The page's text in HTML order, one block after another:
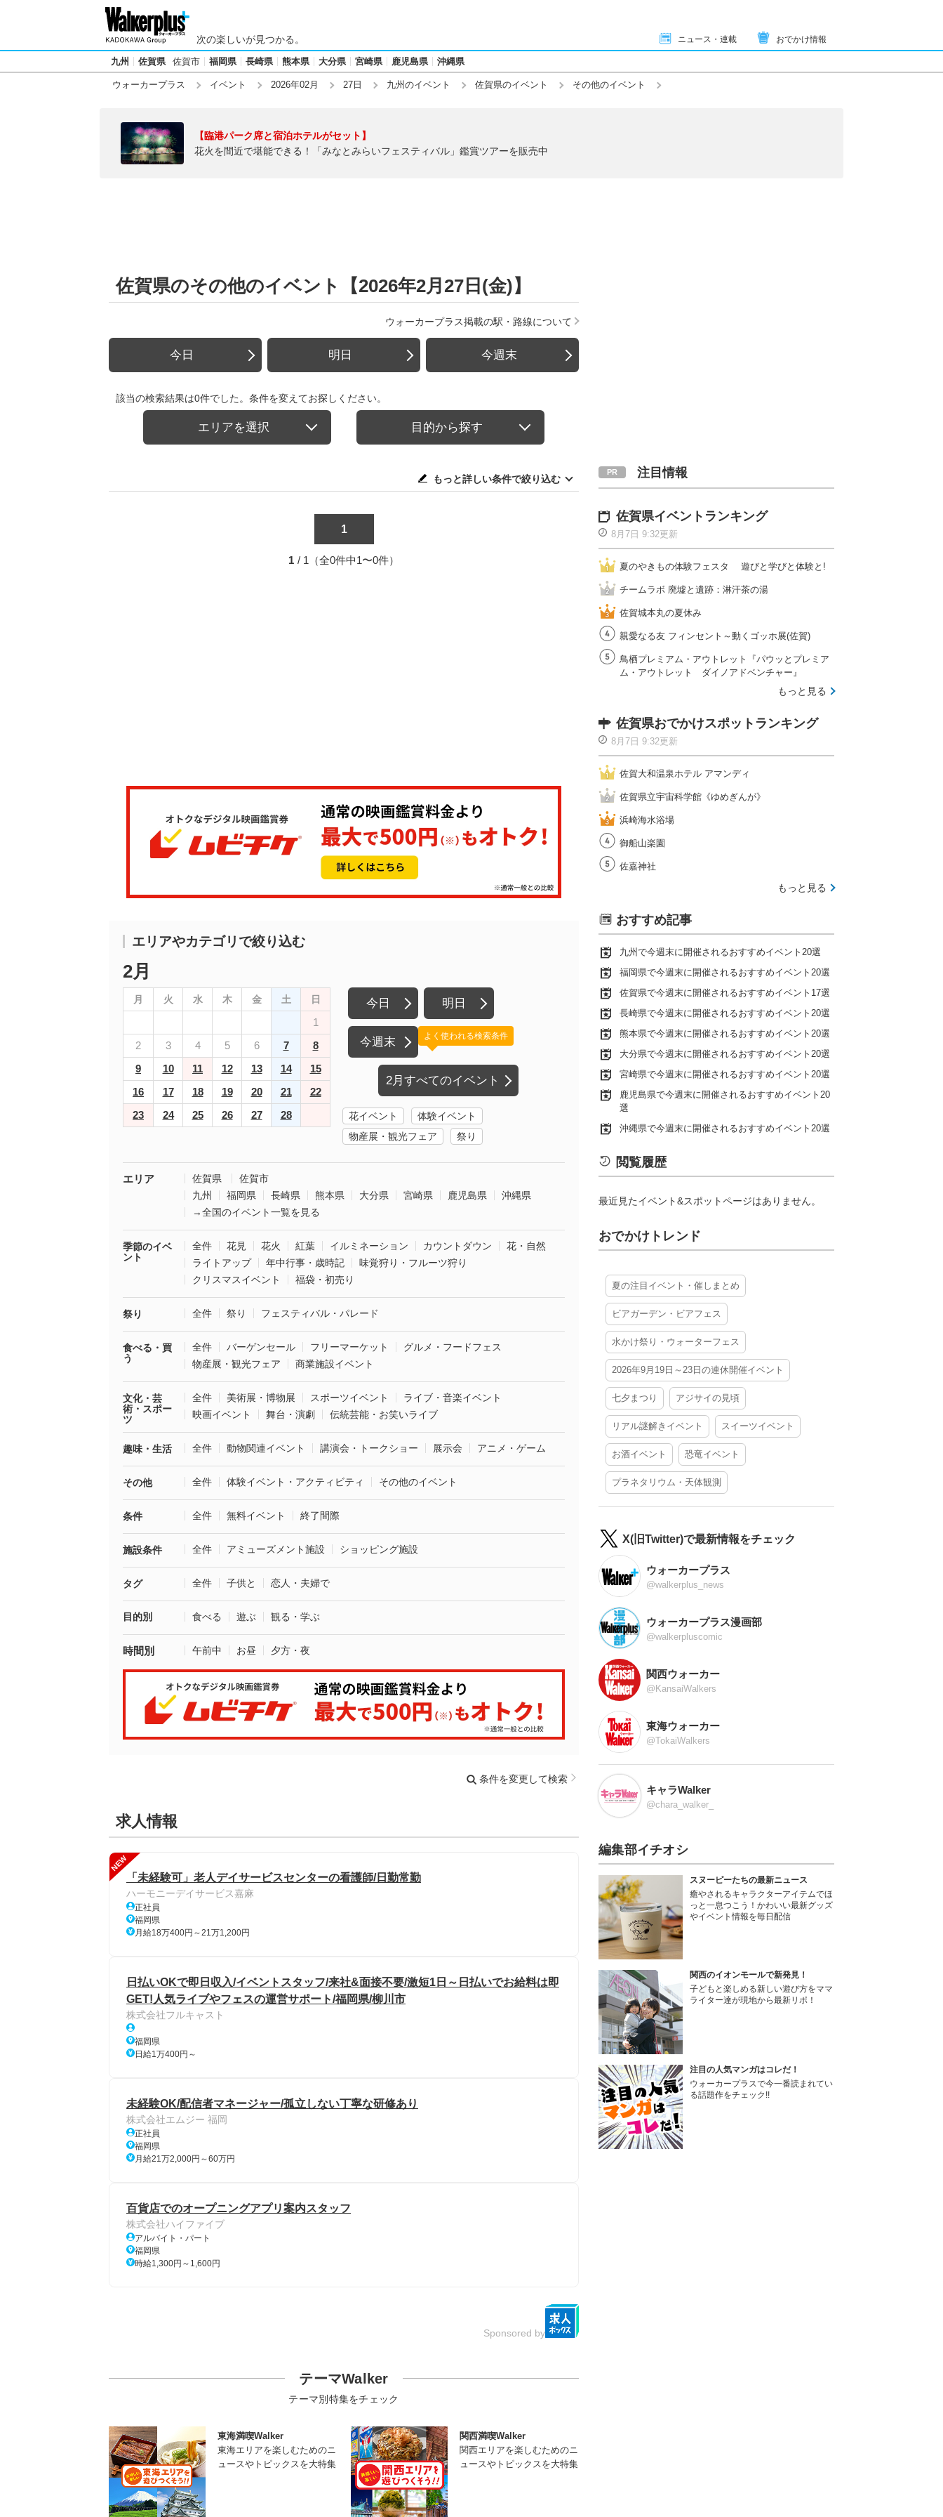
次の楽しいが見つかる。 ニュース・連載 おでかけ情報
九州 佐賀県 佐賀市 福岡県 長崎県 熊本県 大分県 宮崎県 鹿児島県 沖縄県
ウォーカープラス イベント 2026年02月 27日 九州のイベント 佐賀県のイベント その他のイベント
【臨港パーク席と宿泊ホテルがセット】
花火を間近で堪能できる！「みなとみらいフェスティバル」鑑賞ツアーを販売中
佐賀県のその他のイベント【2026年2月27日(金)】
ウォーカープラス掲載の駅・路線について
今日 明日 今週末
該当の検索結果は0件でした。条件を変えてお探しください。
エリアを選択 目的から探す
もっと詳しい条件で絞り込む
1
1 / 1（全0件中1〜0件）
エリアやカテゴリで絞り込む
2月
月 火 水 木 金 土 日
1
2
3 4 5 6 7
8
9
10 11 12 13 14
15
16
17 18 19 20 21
22
23
24 25 26 27 28
今日 明日
今週末
2月すべてのイベント
よく使われる検索条件
花イベント
体験イベント
物産展・観光フェア
祭り
エリア 佐賀県
佐賀市
九州
福岡県 長崎県 熊本県 大分県 宮崎県 鹿児島県
沖縄県
→全国のイベント一覧を見る
季節のイベ
ント
全件 花見 花火 紅葉 イルミネーション カウントダウン
花・自然
ライトアップ
年中行事・歳時記
味覚狩り・フルーツ狩り
クリスマスイベント
福袋・初売り
祭り 全件 祭り フェスティバル・パレード
食べる・買
う
全件 バーゲンセール フリーマーケット
グルメ・フードフェス
物産展・観光フェア
商業施設イベント
文化・芸
術・スポー
ツ
全件 美術展・博物展 スポーツイベント
ライブ・音楽イベント
映画イベント
舞台・演劇 伝統芸能・お笑いライブ
趣味・生活 全件 動物関連イベント 講演会・トークショー 展示会 アニメ・ゲーム
その他 全件 体験イベント・アクティビティ その他のイベント
条件 全件 無料イベント 終了間際
施設条件 全件 アミューズメント施設 ショッピング施設
タグ 全件 子供と 恋人・夫婦で
目的別 食べる 遊ぶ 観る・学ぶ
時間別 午前中 お昼 夕方・夜
条件を変更して検索
求人情報
NEW
「未経験可」老人デイサービスセンターの看護師/日勤常勤
ハーモニーデイサービス嘉麻
正社員
福岡県
月給18万400円～21万1,200円
日払いOKで即日収入/イベントスタッフ/来社&面接不要/激短1日～日払いでお給料は即
GET!人気ライブやフェスの運営サポート/福岡県/柳川市
株式会社フルキャスト
福岡県
日給1万400円～
未経験OK/配信者マネージャー/孤立しない丁寧な研修あり
株式会社エムジー 福岡
正社員
福岡県
月給21万2,000円～60万円
百貨店でのオープニングアプリ案内スタッフ
株式会社ハイファイブ
アルバイト・パート
福岡県
時給1,300円～1,600円
Sponsored by
テーマWalker
テーマ別特集をチェック
東海満喫Walker
東海エリアを楽しむためのニ
ュースやトピックスを大特集
関西満喫Walker
関西エリアを楽しむためのニ
ュースやトピックスを大特集
注目情報
佐賀県イベントランキング
8月7日 9:32更新
夏のやきもの体験フェスタ 遊びと学びと体験と!
チームラボ 廃墟と遺跡：淋汗茶の湯
佐賀城本丸の夏休み
親愛なる友 フィンセント～動くゴッホ展(佐賀)
鳥栖プレミアム・アウトレット『パウッとプレミア
ム・アウトレット ダイノアドベンチャー』
もっと見る
佐賀県おでかけスポットランキング
8月7日 9:32更新
佐賀大和温泉ホテル アマンディ
佐賀県立宇宙科学館《ゆめぎんが》
浜崎海水浴場
御船山楽園
佐嘉神社
もっと見る
おすすめ記事
九州で今週末に開催されるおすすめイベント20選
福岡県で今週末に開催されるおすすめイベント20選
佐賀県で今週末に開催されるおすすめイベント17選
長崎県で今週末に開催されるおすすめイベント20選
熊本県で今週末に開催されるおすすめイベント20選
大分県で今週末に開催されるおすすめイベント20選
宮崎県で今週末に開催されるおすすめイベント20選
鹿児島県で今週末に開催されるおすすめイベント20
選
沖縄県で今週末に開催されるおすすめイベント20選
閲覧履歴
最近見たイベント&スポットページはありません。
おでかけトレンド
夏の注目イベント・催しまとめ
ビアガーデン・ビアフェス
水かけ祭り・ウォーターフェス
2026年9月19日～23日の連休開催イベント
七夕まつり アジサイの見頃
リアル謎解きイベント スイーツイベント
お酒イベント 恐竜イベント
プラネタリウム・天体観測
X(旧Twitter)で最新情報をチェック
ウォーカープラス
@walkerplus_news
ウォーカープラス漫画部
@walkerpluscomic
関西ウォーカー
@KansaiWalkers
東海ウォーカー
@TokaiWalkers
キャラWalker
@chara_walker_
編集部イチオシ
スヌーピーたちの最新ニュース
癒やされるキャラクターアイテムでほ
っと一息つこう！かわいい最新グッズ
やイベント情報を毎日配信
関西のイオンモールで新発見！
子どもと楽しめる新しい遊び方をママ
ライター達が現地から最新リポ！
注目の人気マンガはコレだ！
ウォーカープラスで今一番読まれてい
る話題作をチェック!!